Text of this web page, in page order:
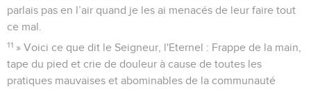
parlais pas en l’air quand je les ai menacés de leur faire tout
ce mal.
11 » Voici ce que dit le Seigneur, l'Eternel : Frappe de la main,
tape du pied et crie de douleur à cause de toutes les
pratiques mauvaises et abominables de la communauté